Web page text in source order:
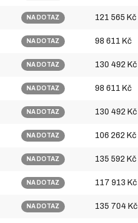
NA DOTAZ 121 565 Kč
NA DOTAZ 98 611 Kč
NA DOTAZ 130 492 Kč
NA DOTAZ 98 611 Kč
NA DOTAZ 130 492 Kč
NA DOTAZ 106 262 Kč
NA DOTAZ 135 592 Kč
NA DOTAZ 117 913 Kč
NA DOTAZ 135 704 Kč